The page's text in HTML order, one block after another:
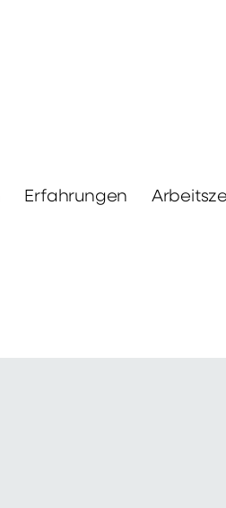
Erfahrungen